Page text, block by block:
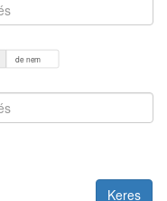
de nem